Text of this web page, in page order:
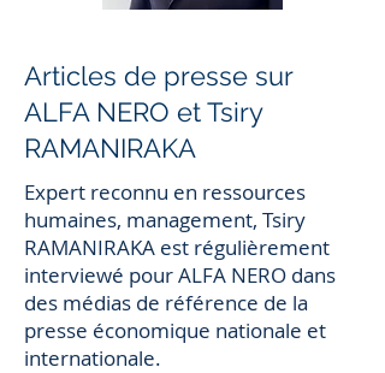
Articles de presse sur
ALFA NERO et Tsiry
RAMANIRAKA
Expert reconnu en ressources
humaines, management, Tsiry
RAMANIRAKA est régulièrement
interviewé pour ALFA NERO dans
des médias de référence de la
presse économique nationale et
internationale.